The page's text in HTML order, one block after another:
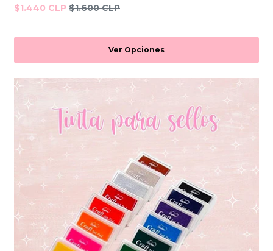
$1.440 CLP $1.600 CLP
Ver Opciones